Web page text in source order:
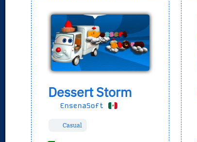
Dessert Storm
EnsenaSoft
Casual